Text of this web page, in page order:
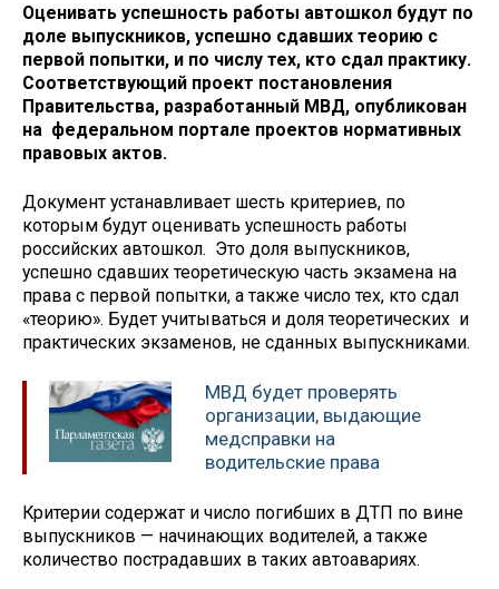
Оценивать успешность работы автошкол будут по
доле выпускников, успешно сдавших теорию с
первой попытки, и по числу тех, кто сдал практику.
Соответствующий проект постановления
Правительства, разработанный МВД, опубликован
на федеральном портале проектов нормативных
правовых актов.
Документ устанавливает шесть критериев, по
которым будут оценивать успешность работы
российских автошкол. Это доля выпускников,
успешно сдавших теоретическую часть экзамена на
права с первой попытки, а также число тех, кто сдал
«теорию». Будет учитываться и доля теоретических и
практических экзаменов, не сданных выпускниками.
МВД будет проверять
организации, выдающие
медсправки на
водительские права
Критерии содержат и число погибших в ДТП по вине
выпускников — начинающих водителей, а также
количество пострадавших в таких автоавариях.